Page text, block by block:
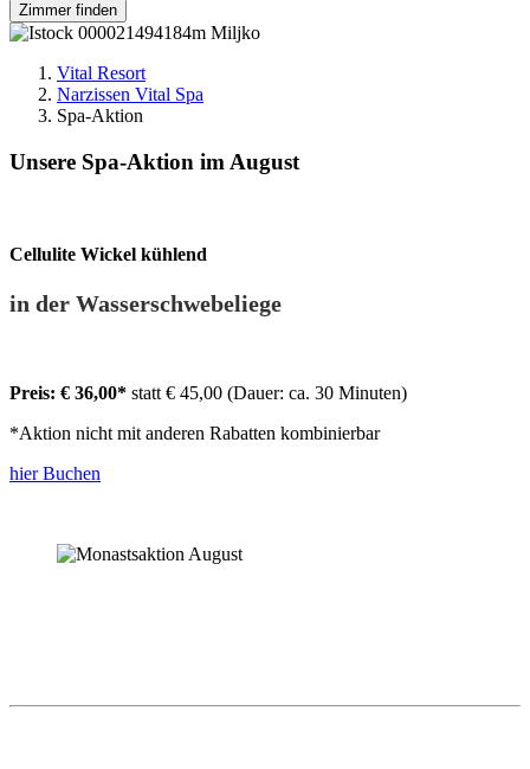
Zimmer finden
Vital Resort
Narzissen Vital Spa
Spa-Aktion
Unsere Spa-Aktion im August
Cellulite Wickel kühlend
in der Wasserschwebeliege
Preis: € 36,00* statt € 45,00 (Dauer: ca. 30 Minuten)
*Aktion nicht mit anderen Rabatten kombinierbar
hier Buchen